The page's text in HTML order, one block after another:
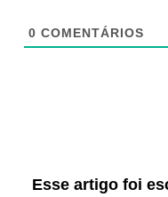
0 COMENTÁRIOS
Esse artigo foi